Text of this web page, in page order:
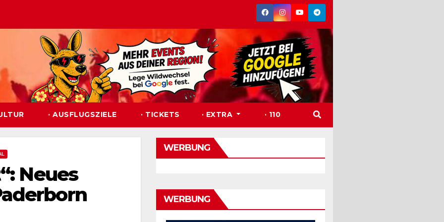
· AUSFLUGSZIELE · TICKETS · EXTRA · 110
Neues
WERBUNG
WERBUNG